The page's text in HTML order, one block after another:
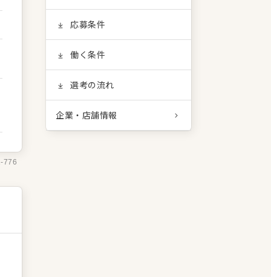
776
応募条件
働く条件
選考の流れ
企業・店舗情報